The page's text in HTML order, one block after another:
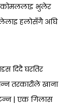
कोमललाइ भुलेर
हलोसँगै अघि
दिदै घरतिर
तरकारीले खाना
| एक गिलास